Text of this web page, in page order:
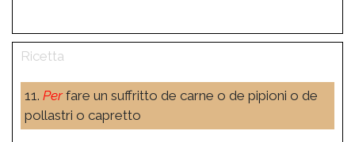
11. Perfare un suffritto de carne o de pipioni o de
pollastri o capretto